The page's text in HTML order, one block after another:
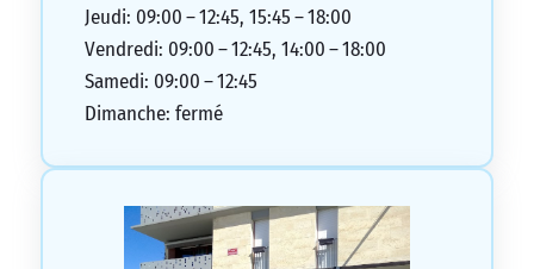
Jeudi: 09:00 – 12:45, 15:45 – 18:00
Vendredi: 09:00 – 12:45, 14:00 – 18:00
Samedi: 09:00 – 12:45
Dimanche: fermé